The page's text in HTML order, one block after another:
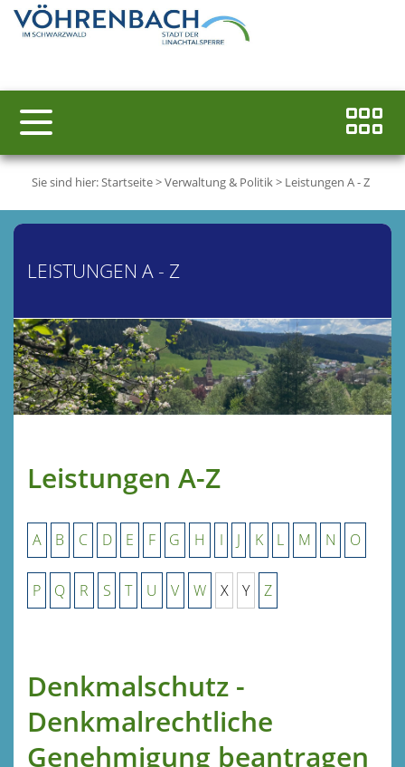
Sie sind hier:Startseite>Verwaltung & Politik> Leistungen A - Z
LEISTUNGEN A - Z
Leistungen A-Z
A B C D E F G H I J K L M N O
P Q R S T U V W X Y Z
Denkmalschutz -
Denkmalrechtliche
Genehmigung beantragen